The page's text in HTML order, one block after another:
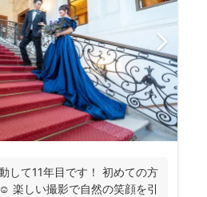
して11年目です！ 初めての方
楽しい撮影で自然の笑顔を引